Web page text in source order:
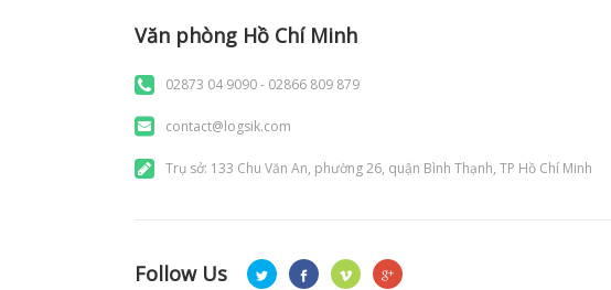
Văn phòng Hồ Chí Minh
02873 04 9090 - 02866 809 879
contact@logsik.com
Trụ sở: 133 Chu Văn An, phường 26, quận Bình Thạnh, TP Hồ Chí Minh
Follow Us